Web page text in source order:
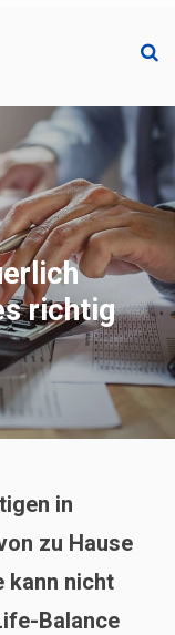
richtig
in
zu Hause
kann nicht
Balance